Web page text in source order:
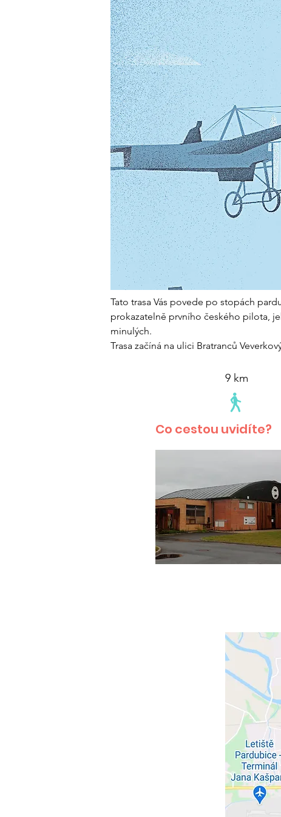
Tato trasa Vás povede po stopách
prokazatelně prvního českého pilota,
minulých.
Trasa začíná na ulici Bratranců
9 km
Co cestou uvidíte?